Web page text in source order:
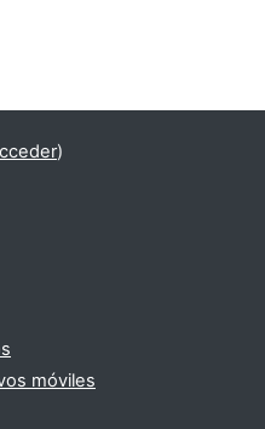
)
móviles